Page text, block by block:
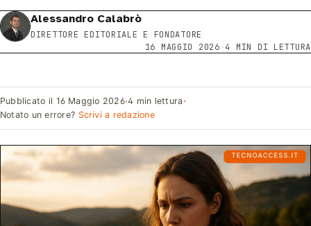
Alessandro Calabrò
DIRETTORE EDITORIALE E FONDATORE
16 MAGGIO 2026 ·4 MIN DI LETTURA
Pubblicato il 16 Maggio 2026·4 min lettura ·
Notato un errore? Scrivi a redazione